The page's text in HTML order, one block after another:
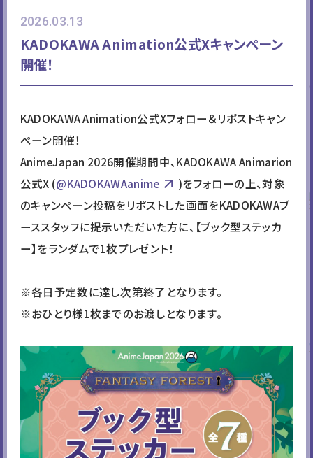
を着たアーリャたちの展示を楽
に処す」から、ザイロが勇者刑に
処されたあの王国裁判所を再現
した展示ブースが登場！
これまでの放送を振り返るビジ
ュアルが展示されているほか、モ
が…？
ぜひお立ち寄りください！
幼女戦記Ⅱ
2026年に放送が決定している
「幼女戦記Ⅱ」より、お客さん参
加型の射撃訓練場が登場！無事
訓練を通過できた方には素敵な
2026.03.13
KADOKAWA Animation公式Xキャンペーン
開催！
KADOKAWA Animation公式Xフォロー＆リポストキャン
ペーン開催！
AnimeJapan 2026開催期間中、KADOKAWA Animarion
公式X (@KADOKAWAanime
)をフォローの上、対象
のキャンペーン投稿をリポストした画面をKADOKAWAブ
ーススタッフに提示いただいた方に、【ブック型ステッカ
ー】をランダムで1枚プレゼント！
※各日予定数に達し次第終了となります。
※おひとり様1枚までのお渡しとなります。